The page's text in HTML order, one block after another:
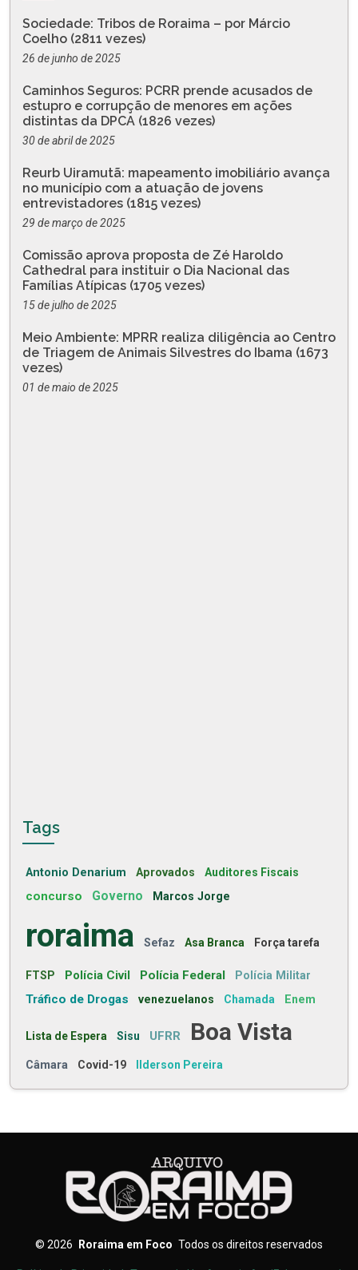
Sociedade: Tribos de Roraima – por Márcio
Coelho (2811 vezes)
26 de junho de 2025
Caminhos Seguros: PCRR prende acusados de
estupro e corrupção de menores em ações
distintas da DPCA (1826 vezes)
30 de abril de 2025
Reurb Uiramutã: mapeamento imobiliário avança
no município com a atuação de jovens
entrevistadores (1815 vezes)
29 de março de 2025
Comissão aprova proposta de Zé Haroldo
Cathedral para instituir o Dia Nacional das
Famílias Atípicas (1705 vezes)
15 de julho de 2025
Meio Ambiente: MPRR realiza diligência ao Centro
de Triagem de Animais Silvestres do Ibama (1673
vezes)
01 de maio de 2025
Tags
Antonio Denarium Aprovados Auditores Fiscais
concurso Governo Marcos Jorge
roraima Sefaz Asa Branca Força tarefa
FTSP Polícia Civil Polícia Federal Polícia Militar
Tráfico de Drogas venezuelanos Chamada Enem
Lista de Espera Sisu UFRR Boa Vista
Câmara Covid-19 Ilderson Pereira
© 2026 Roraima em Foco Todos os direitos reservados